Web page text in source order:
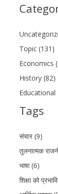
Topic (131)
Economics
History (82)
Tags
संचार (9)
तुलनात्मक
भाषा (6)
शिक्षा को